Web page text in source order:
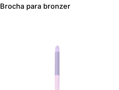
Brocha para bronzer